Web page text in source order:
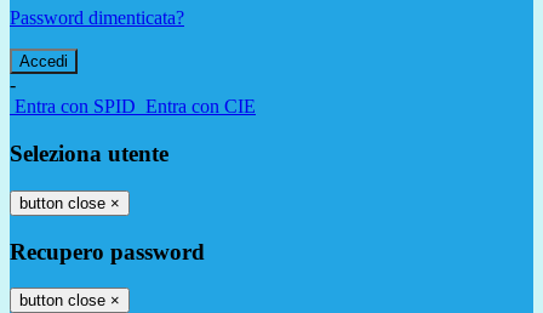
Password dimenticata?
-
Entra con SPID Entra con CIE
Seleziona utente
button close ×
Recupero password
button close ×